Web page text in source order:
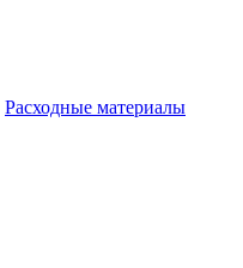
Расходные материалы